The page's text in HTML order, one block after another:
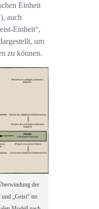
Einheit
auch
Einheit“,
um
zu können.
der
„Geist“ im